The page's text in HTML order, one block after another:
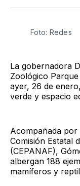
TwitterFacebook
Foto: Redes
La gobernadora
Zoológico
ayer, 26 de
verde y espacio
Acompañada por
Comisión Estatal
(CEPANAF),
albergan 188
mamíferos y